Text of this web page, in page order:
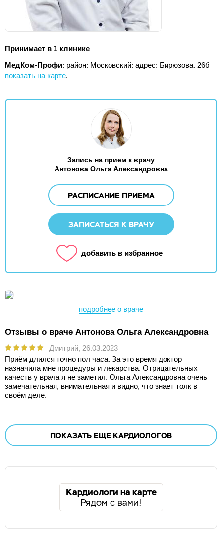
Принимает в 1 клинике
МедКом-Профи; район: Московский; адрес: Бирюзова, 26б
показать на карте.
Запись на прием к врачу
Антонова Ольга Александровна
РАСПИСАНИЕ ПРИЕМА
ЗАПИСАТЬСЯ К ВРАЧУ
добавить в избранное
подробнее о враче
Отзывы о враче Антонова Ольга Александровна
Дмитрий, 26.03.2023
Приём длился точно пол часа. За это время доктор
назначила мне процедуры и лекарства. Отрицательных
качеств у врача я не заметил. Ольга Александровна очень
замечательная, внимательная и видно, что знает толк в
своём деле.
ПОКАЗАТЬ ЕЩЕ КАРДИОЛОГОВ
Кардиологи на карте
Рядом с вами!